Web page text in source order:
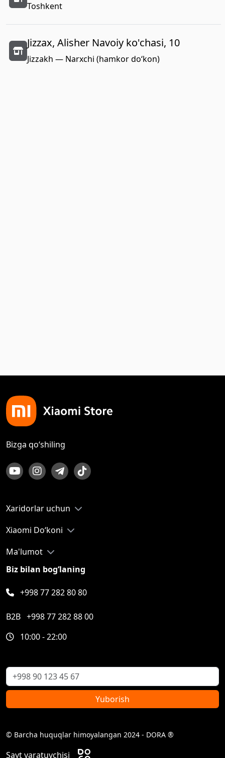
Toshkent
Jizzax, Alisher Navoiy ko'chasi, 10
Jizzakh — Narxchi (hamkor do‘kon)
Bizga qo‘shiling
Xaridorlar uchun
Xiaomi Do‘koni
Ma'lumot
Biz bilan bog‘laning
+998 77 282 80 80
B2B +998 77 282 88 00
10:00 - 22:00
Yuborish
© Barcha huquqlar himoyalangan 2024 - DORA ®
Sayt yaratuvchisi